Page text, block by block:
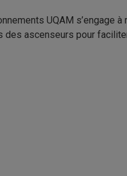
UQAM s’engage
ascenseurs pour